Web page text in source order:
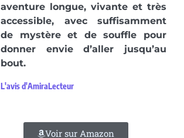
aventure longue, vivante et très
accessible, avec suffisamment
de mystère et de souffle pour
donner envie d’aller jusqu’au
bout.
L'avis d'AmiraLecteur
Voir sur Amazon